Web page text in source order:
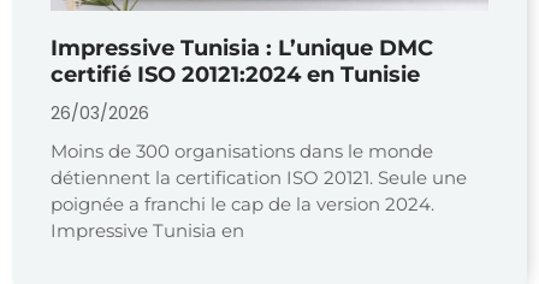
Impressive Tunisia ​: L’unique DMC
certifié ISO 20121:2024 en Tunisie
26/03/2026
Moins de 300 organisations dans le monde
détiennent la certification ISO 20121. Seule une
poignée a franchi le cap de la version 2024.
Impressive Tunisia en